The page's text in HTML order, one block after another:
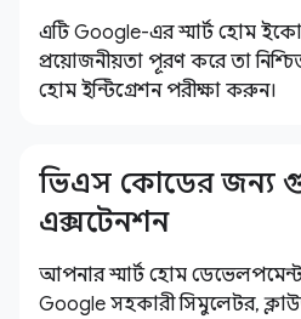
এটি Google-এর স্মার্ট হোম
প্রয়োজনীয়তা পূরণ করে তা
হোম ইন্টিগ্রেশন পরীক্ষা করুন।
ভিএস কোডের জন্য
এক্সটেনশন
আপনার স্মার্ট হোম
Google সহকারী সিমুলেটর,